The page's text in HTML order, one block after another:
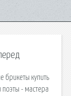
брикеты купить
поэты - мастера